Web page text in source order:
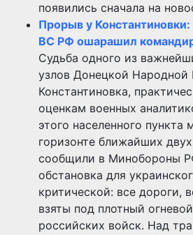
появились сначала на
Прорыв у
ВС РФ ошарашил
Судьба одного из
узлов Донецкой Народной
Константиновка,
оценкам военных
этого населенного
горизонте ближайших
сообщили в Минобороны
обстановка для
критической: все дороги,
взяты под плотный
российских войск. Над